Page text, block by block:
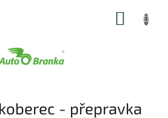
- přepravka